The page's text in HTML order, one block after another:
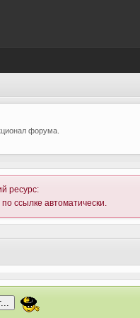
форума.
ресурс:
ссылке автоматически.